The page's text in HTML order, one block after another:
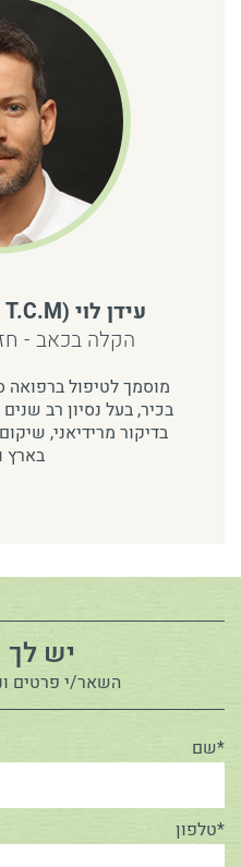
עידן לוי (Dip. Ac.CH (I.A T.C.M.
הקלה בכאב -
מוסמך לטיפול ברפואה
בכיר, בעל נסיון רב
בדיקור מרידיאני,
בארץ
יש
השאר/י פרטים
*שם
*טלפון